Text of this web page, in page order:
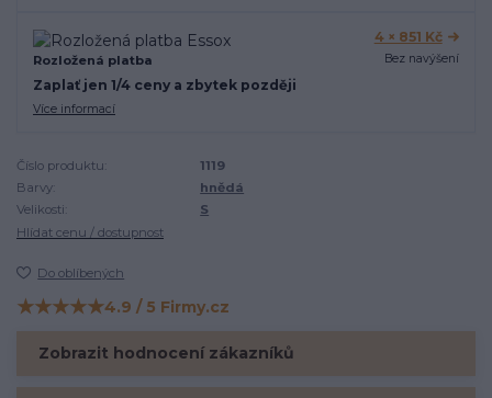
Rozložená platba
4 × 851 Kč
Bez navýšení
Zaplať jen 1/4 ceny a zbytek později
Více informací
Číslo produktu:
1119
Barvy:
hnědá
Velikosti:
S
Hlídat cenu / dostupnost
Do oblíbených
Hodnocení na Firmy.cz
★★★★★4.9 / 5 Firmy.cz
Zobrazit hodnocení zákazníků